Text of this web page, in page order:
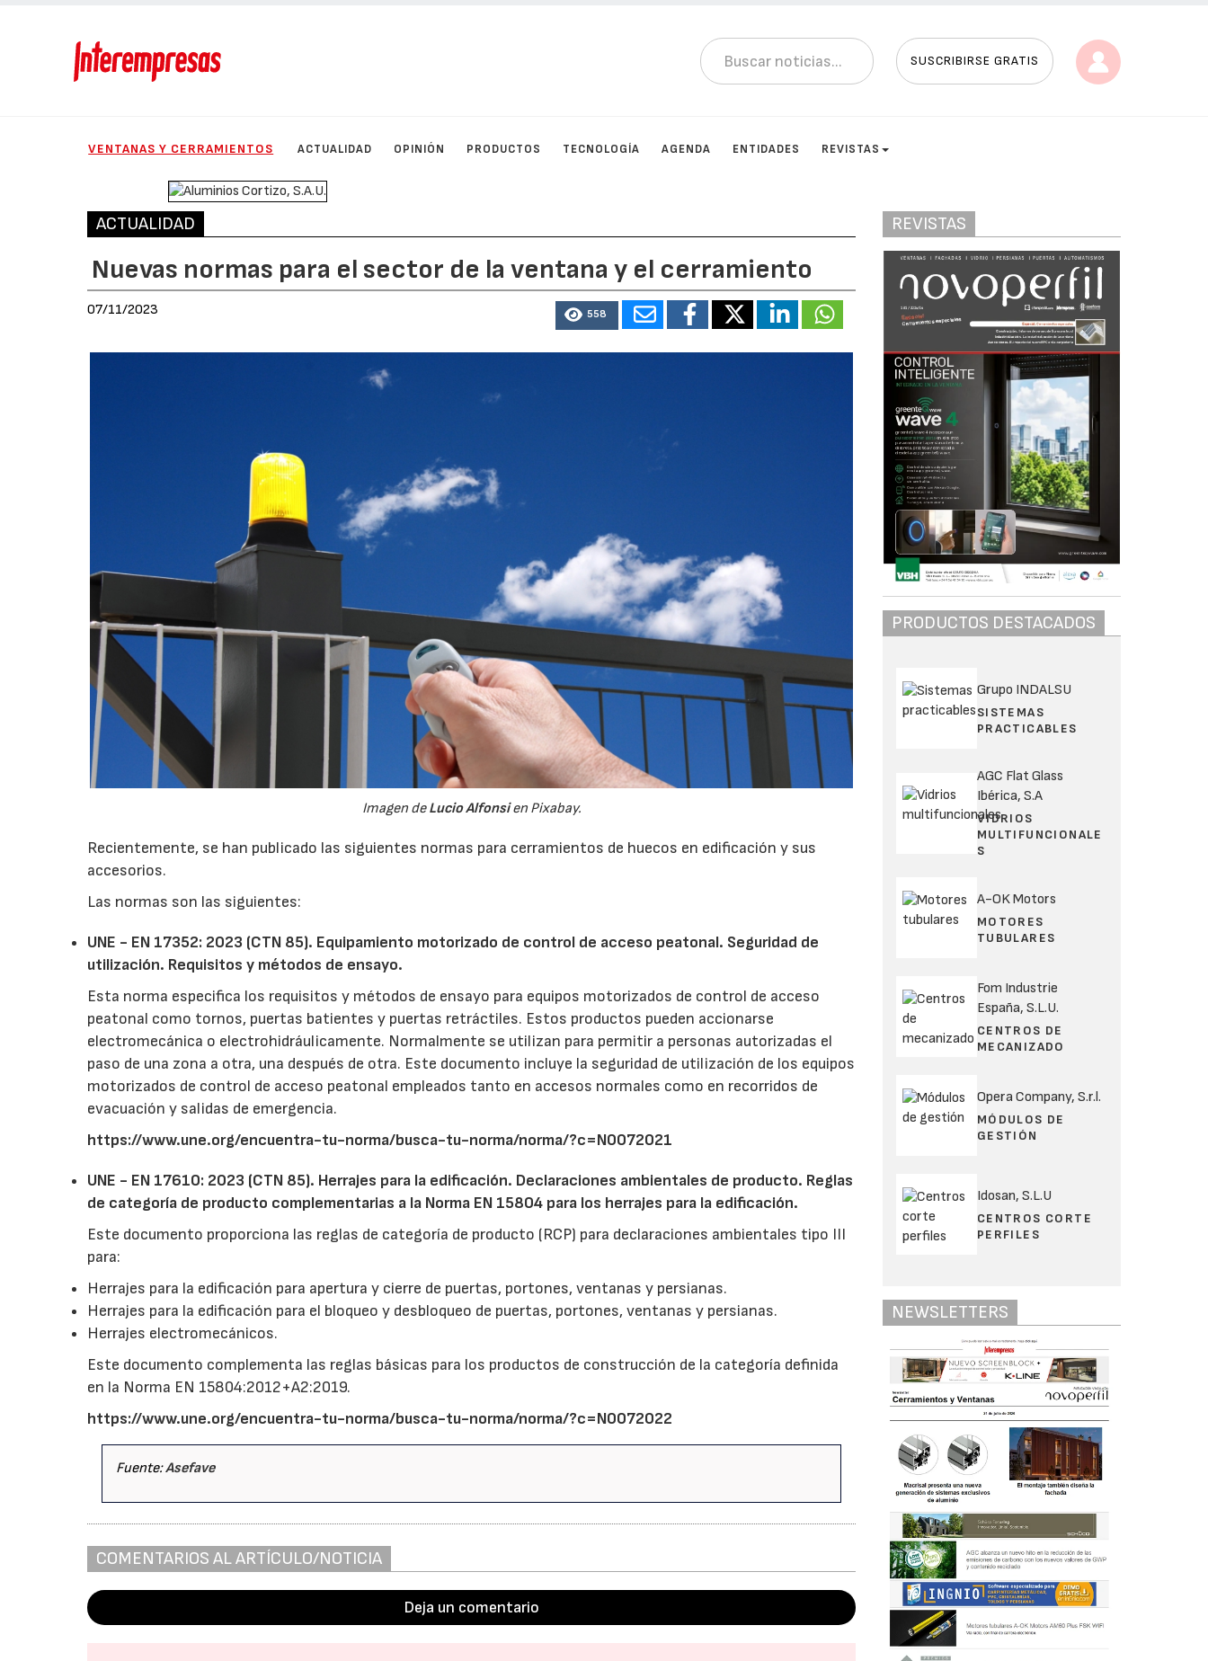
SUSCRIBIRSE GRATIS
VENTANAS Y CERRAMIENTOS ACTUALIDAD OPINIÓN PRODUCTOS TECNOLOGÍA AGENDA ENTIDADES REVISTAS
ACTUALIDAD
Nuevas normas para el sector de la ventana y el cerramiento
07/11/2023 558
Imagen deLucio Alfonsien Pixabay.
Recientemente, se han publicado las siguientes normas para cerramientos de huecos en edificación y sus
accesorios.
Las normas son las siguientes:
UNE - EN 17352: 2023 (CTN 85). Equipamiento motorizado de control de acceso peatonal. Seguridad de
utilización. Requisitos y métodos de ensayo.
Esta norma especifica los requisitos y métodos de ensayo para equipos motorizados de control de acceso
peatonal como tornos, puertas batientes y puertas retráctiles. Estos productos pueden accionarse
electromecánica o electrohidráulicamente. Normalmente se utilizan para permitir a personas autorizadas el
paso de una zona a otra, una después de otra. Este documento incluye la seguridad de utilización de los equipos
motorizados de control de acceso peatonal empleados tanto en accesos normales como en recorridos de
evacuación y salidas de emergencia.
https://www.une.org/encuentra-tu-norma/busca-tu-norma/norma/?c=N0072021
UNE - EN 17610: 2023 (CTN 85). Herrajes para la edificación. Declaraciones ambientales de producto. Reglas
de categoría de producto complementarias a la Norma EN 15804 para los herrajes para la edificación.
Este documento proporciona las reglas de categoría de producto (RCP) para declaraciones ambientales tipo III
para:
Herrajes para la edificación para apertura y cierre de puertas, portones, ventanas y persianas.
Herrajes para la edificación para el bloqueo y desbloqueo de puertas, portones, ventanas y persianas.
Herrajes electromecánicos.
Este documento complementa las reglas básicas para los productos de construcción de la categoría definida
en la Norma EN 15804:2012+A2:2019.
https://www.une.org/encuentra-tu-norma/busca-tu-norma/norma/?c=N0072022
Fuente:Asefave
COMENTARIOS AL ARTÍCULO/NOTICIA
Deja un comentario
REVISTAS
PRODUCTOS DESTACADOS
Grupo INDALSU
SISTEMAS
PRACTICABLES
AGC Flat Glass
Ibérica, S.A
VIDRIOS
MULTIFUNCIONALE
S
A-OK Motors
MOTORES
TUBULARES
Fom Industrie
España, S.L.U.
CENTROS DE
MECANIZADO
Opera Company, S.r.l.
MÓDULOS DE
GESTIÓN
Idosan, S.L.U
CENTROS CORTE
PERFILES
NEWSLETTERS